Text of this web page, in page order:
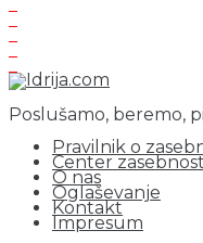
Poslušamo, beremo,
Pravilnik o
Center
O nas
Oglaševanje
Kontakt
Impresum